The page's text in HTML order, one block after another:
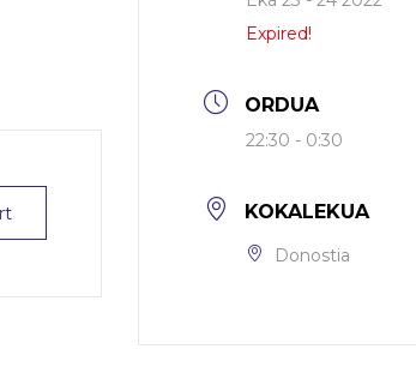
Expired!
ORDUA
22:30 - 0:30
KOKALEKUA
Donostia